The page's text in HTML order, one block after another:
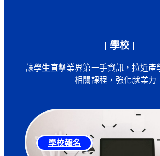
[ 學校 ]
讓學生直擊業界第一手資訊，拉近產
相關課程，強化就業力
學校報名